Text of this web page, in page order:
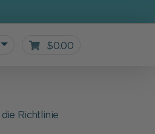
$0.00
Richtlinie